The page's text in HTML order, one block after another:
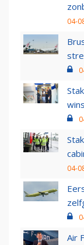
04-
04-
Air